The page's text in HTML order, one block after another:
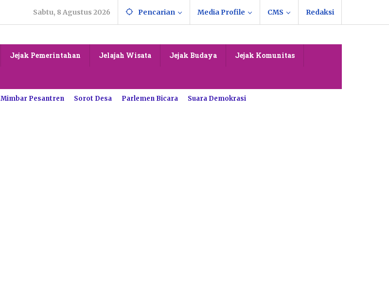
Sabtu, 8 Agustus 2026 Pencarian Media Profile CMS Redaksi
Jejak Pemerintahan Jelajah Wisata Jejak Budaya Jejak Komunitas
Mimbar Pesantren Sorot Desa Parlemen Bicara Suara Demokrasi